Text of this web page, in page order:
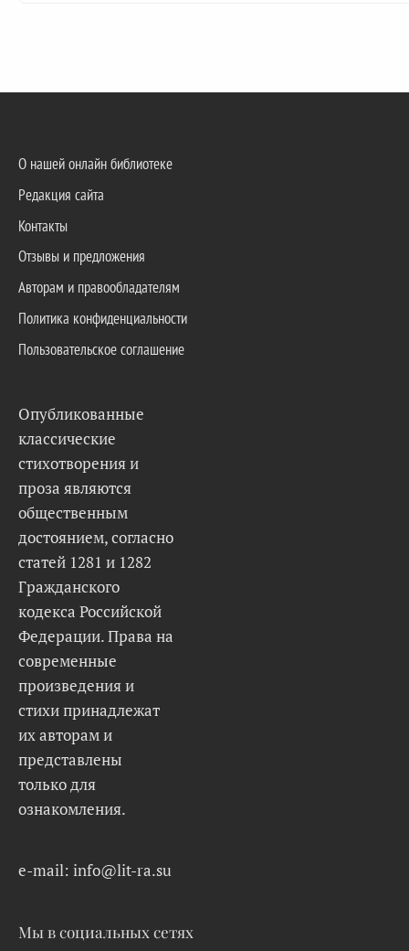
О нашей онлайн библиотеке
Редакция сайта
Контакты
Отзывы и предложения
Авторам и правообладателям
Политика конфиденциальности
Пользовательское соглашение
Опубликованные
классические
стихотворения и
проза являются
общественным
достоянием, согласно
статей 1281 и 1282
Гражданского
кодекса Российской
Федерации. Права на
современные
произведения и
стихи принадлежат
их авторам и
представлены
только для
ознакомления.
e-mail: info@lit-ra.su
Мы в социальных сетях